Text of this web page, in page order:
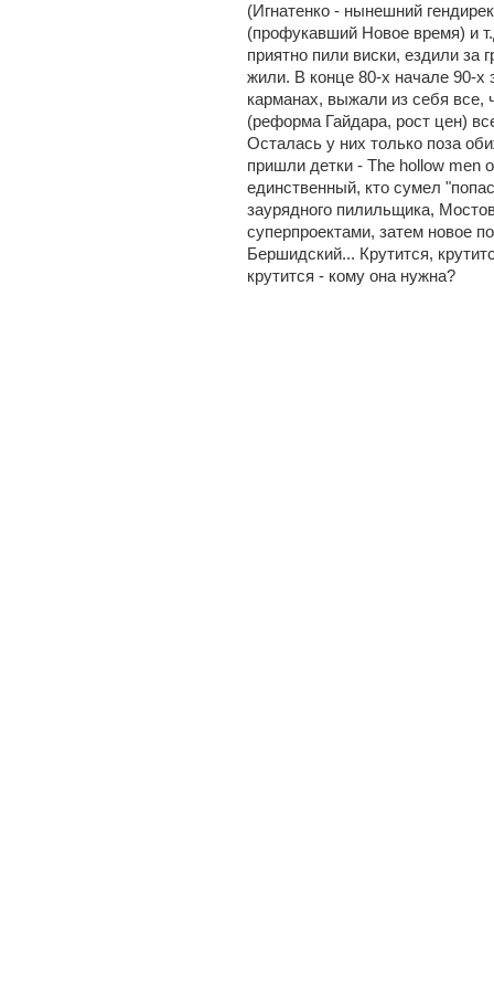
(Игнатенко - нынешний
(профукавший Новое время) и
приятно пили виски, ездили
жили. В конце 80-х начале 90-
карманах, выжали из себя все,
(реформа Гайдара, рост цен)
Осталась у них только поза
пришли детки - The hollow men
единственный, кто сумел
заурядного пилильщика,
суперпроектами, затем новое
Бершидский... Крутится,
крутится - кому она нужна?